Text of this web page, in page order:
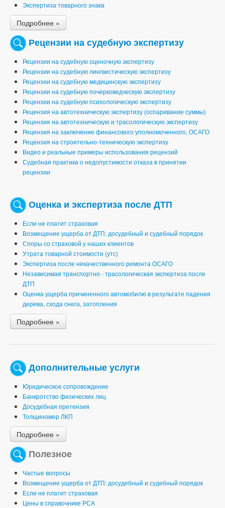
Экспертиза товарного знака
Подробнее »
Рецензии на судебную экспертизу
Рецензии на судебную оценочную экспертизу
Рецензии на судебную лингвистическую экспертизу
Рецензии на судебную медицинскую экспертизу
Рецензии на судебную почерковедческую экспертизу
Рецензии на судебную психологическую экспертизу
Рецензия на автотехническую экспертизу (оспаривание суммы)
Рецензия на автотехническую и трасологическую экспертизу
Рецензия на заключение финансового уполномоченного, ОСАГО
Рецензия на строительно-техническую экспертизу
Видео и реальные примеры использования рецензий
Судебная практика о недопустимости отказа в принятии
рецензии
Оценка и экспертиза после ДТП
Если не платит страховая
Возмещение ущерба от ДТП: досудебный и судебный порядок
Споры со страховой у наших клиентов
Утрата товарной стоимости (утс)
Экспертиза после некачественного ремонта ОСАГО
Независимая транспортно - трасологическая экспертиза после
ДТП
Оценка ущерба причиненного автомобилю в результате падения
дерева, схода снега, затопления
Подробнее »
Дополнительные услуги
Юридическое сопровождение
Банкротство физических лиц
Досудебная претензия
Толщиномер ЛКП
Подробнее »
Полезное
Частые вопросы
Возмещение ущерба от ДТП: досудебный и судебный порядок
Если не платит страховая
Цены в справочнике РСА